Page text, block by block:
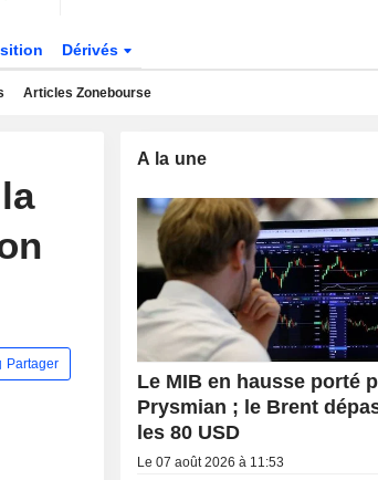
Dérivés
Articles Zonebourse
Partager
A la une
Le MIB en hausse porté
Prysmian ; le Brent
les 80 USD
Le 07 août 2026 à 11:53